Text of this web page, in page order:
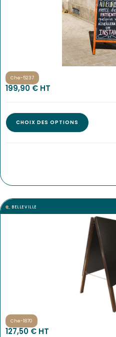
Che-5237
199,90 € HT
CHOIX DES OPTIONS
BELLEVILLE
Che-1870
127,50€ HT